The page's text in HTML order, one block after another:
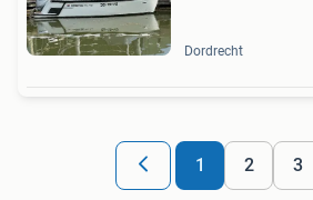
Dordrecht
1 2 3